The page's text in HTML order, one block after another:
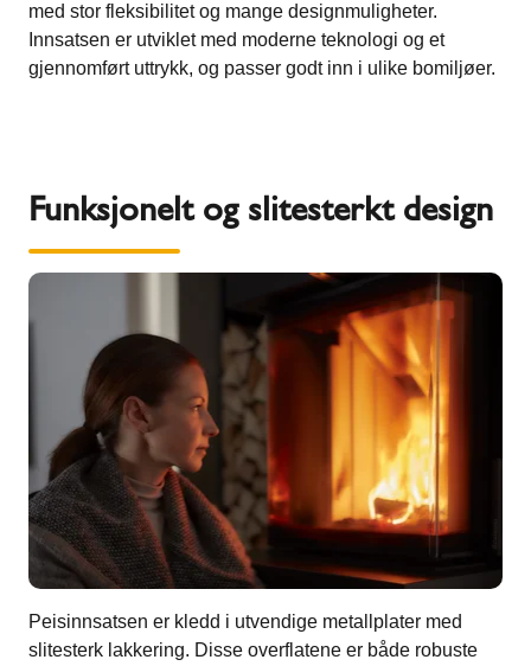
med stor fleksibilitet og mange designmuligheter.
Innsatsen er utviklet med moderne teknologi og et
gjennomført uttrykk, og passer godt inn i ulike bomiljøer.
Funksjonelt og slitesterkt design
Peisinnsatsen er kledd i utvendige metallplater med
slitesterk lakkering. Disse overflatene er både robuste